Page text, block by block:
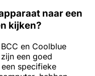
naar een
kijken?
en Coolblue
een goed
specifieke